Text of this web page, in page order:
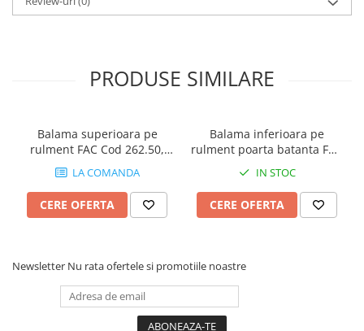
PRODUSE SIMILARE
Balama superioara pe
rulment FAC Cod 262.50,
D50, poarta batanta
LA COMANDA
CERE OFERTA
Balama inferioara pe
rulment poarta batanta FAC
IN STOC
CERE OFERTA
Newsletter Nu rata ofertele si promotiile noastre